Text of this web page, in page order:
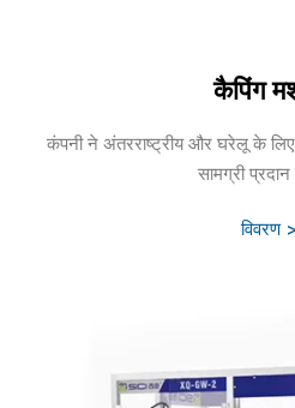
कैपिंग
कंपनी ने अंतरराष्ट्रीय और घरेलू के
सामग्री
विवरण >